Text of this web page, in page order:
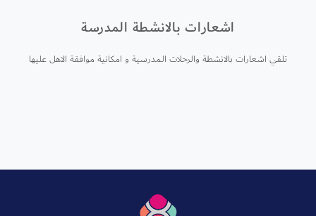
اشعارات بالانشطة المدرسة
تلقي اشعارات بالانشطة والرحلات المدرسية و امكانية موافقة الاهل عليها